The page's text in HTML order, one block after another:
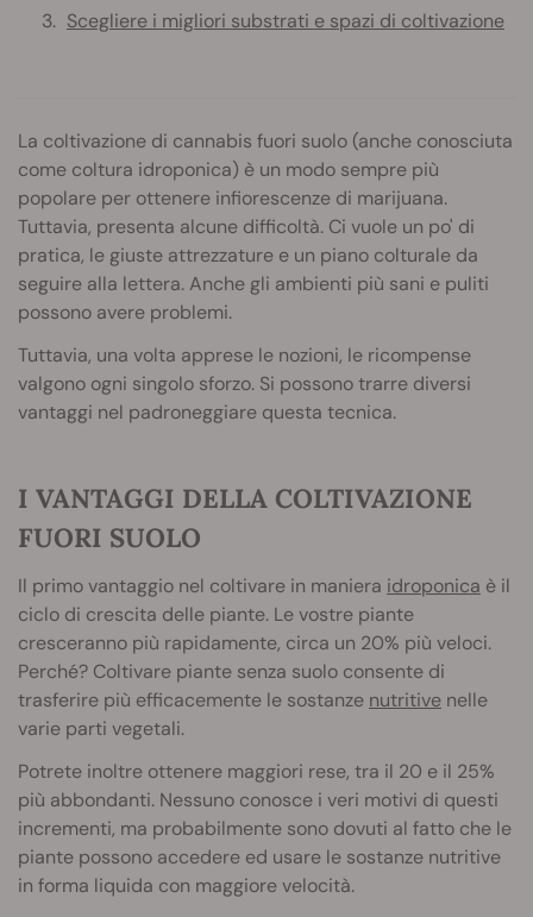
Scegliere i migliori substrati e spazi di coltivazione
La coltivazione di cannabis fuori suolo (anche conosciuta
come coltura idroponica) è un modo sempre più
popolare per ottenere infiorescenze di marijuana.
Tuttavia, presenta alcune difficoltà. Ci vuole un po' di
pratica, le giuste attrezzature e un piano colturale da
seguire alla lettera. Anche gli ambienti più sani e puliti
possono avere problemi.
Tuttavia, una volta apprese le nozioni, le ricompense
valgono ogni singolo sforzo. Si possono trarre diversi
vantaggi nel padroneggiare questa tecnica.
I VANTAGGI DELLA COLTIVAZIONE
FUORI SUOLO
Il primo vantaggio nel coltivare in maniera idroponica è il
ciclo di crescita delle piante. Le vostre piante
cresceranno più rapidamente, circa un 20% più veloci.
Perché? Coltivare piante senza suolo consente di
trasferire più efficacemente le sostanze nutritive nelle
varie parti vegetali.
Potrete inoltre ottenere maggiori rese, tra il 20 e il 25%
più abbondanti. Nessuno conosce i veri motivi di questi
incrementi, ma probabilmente sono dovuti al fatto che le
piante possono accedere ed usare le sostanze nutritive
in forma liquida con maggiore velocità.